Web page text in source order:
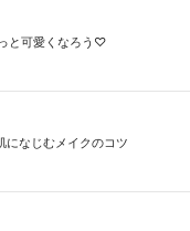
と可愛くなろう♡
になじむメイクのコツ